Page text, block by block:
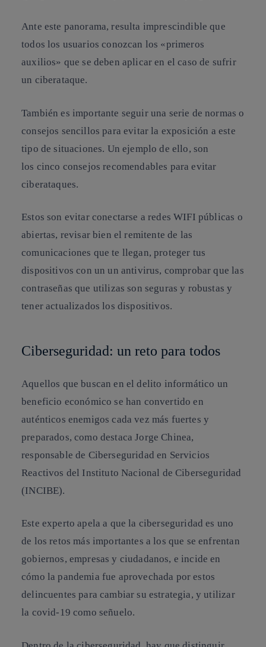
Ante este panorama, resulta imprescindible que
todos los usuarios conozcan los «primeros
auxilios» que se deben aplicar en el caso de sufrir
un ciberataque.
También es importante seguir una serie de normas o
consejos sencillos para evitar la exposición a este
tipo de situaciones. Un ejemplo de ello, son
los cinco consejos recomendables para evitar
ciberataques.
Estos son evitar conectarse a redes WIFI públicas o
abiertas, revisar bien el remitente de las
comunicaciones que te llegan, proteger tus
dispositivos con un un antivirus, comprobar que las
contraseñas que utilizas son seguras y robustas y
tener actualizados los dispositivos.
Ciberseguridad: un reto para todos
Aquellos que buscan en el delito informático un
beneficio económico se han convertido en
auténticos enemigos cada vez más fuertes y
preparados, como destaca Jorge Chinea,
responsable de Ciberseguridad en Servicios
Reactivos del Instituto Nacional de Ciberseguridad
(INCIBE).
Este experto apela a que la ciberseguridad es uno
de los retos más importantes a los que se enfrentan
gobiernos, empresas y ciudadanos, e incide en
cómo la pandemia fue aprovechada por estos
delincuentes para cambiar su estrategia, y utilizar
la covid-19 como señuelo.